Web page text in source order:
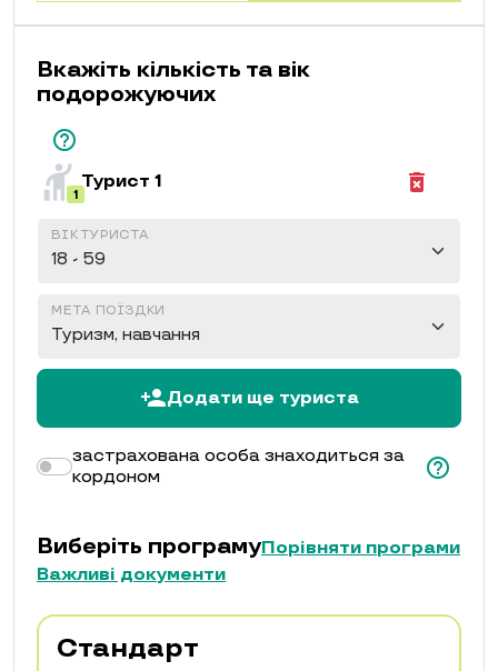
Вкажіть кількість та вік
подорожуючих
help_outline
hail
1
Турист 1
ВІК ТУРИСТА
МЕТА ПОЇЗДКИ
delete_forever
person_addДодати ще туриста
застрахована особа знаходиться за
кордоном
help_outline
Виберіть програмуПорівняти програми
Важливі документи
Стандарт